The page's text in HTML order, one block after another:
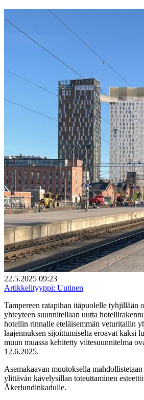
22.5.2025 09:23
Artikkelityyppi: Uutinen
Tampereen ratapihan itäpuolelle tyhjillään
yhteyteen suunnitellaan uutta
hotellin rinnalle eteläisemmän veturitallin
laajennuksen sijoittumiselta eroavat kaksi
muun muassa kehitetty viitesuunnitelma
12.6.2025.
Asemakaavan muutoksella
ylittävän kävelysillan toteuttaminen
Åkerlundinkadulle.